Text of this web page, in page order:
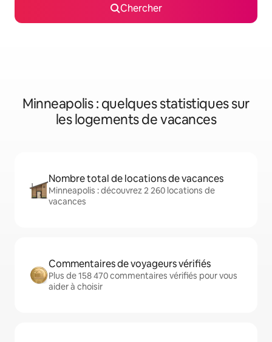
Chercher
Minneapolis : quelques statistiques sur
les logements de vacances
Nombre total de locations de vacances
Minneapolis : découvrez 2 260 locations de
vacances
Commentaires de voyageurs vérifiés
Plus de 158 470 commentaires vérifiés pour vous
aider à choisir